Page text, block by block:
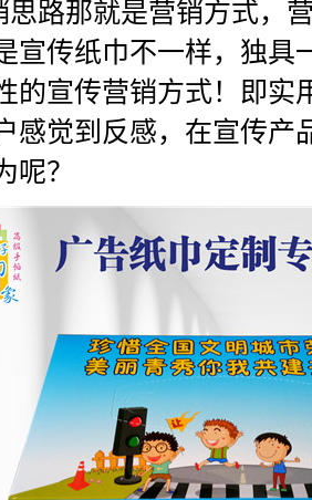
路那就是营销方式，
宣传纸巾不一样，独具
的宣传营销方式！即实
感觉到反感，在宣传产
呢？